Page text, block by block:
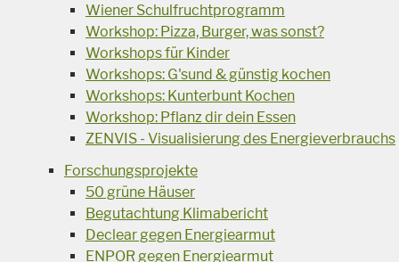
Wiener Schulfruchtprogramm
Workshop: Pizza, Burger, was sonst?
Workshops für Kinder
Workshops: G'sund & günstig kochen
Workshops: Kunterbunt Kochen
Workshop: Pflanz dir dein Essen
ZENVIS - Visualisierung des Energieverbrauchs
Forschungsprojekte
50 grüne Häuser
Begutachtung Klimabericht
Declear gegen Energiearmut
ENPOR gegen Energiearmut